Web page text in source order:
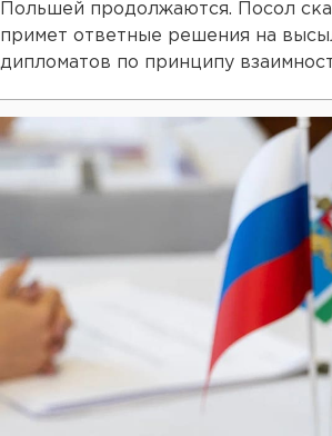
Польшей продолжаются. Посол
примет ответные решения на
дипломатов по принципу